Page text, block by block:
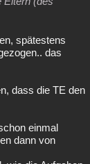
spätestens
das
dass die TE den
einmal
dann von